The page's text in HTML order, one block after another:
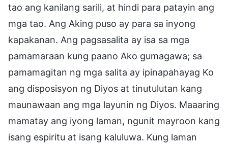
tao ang kanilang sarili, at hindi para patayin ang
mga tao. Ang Aking puso ay para sa inyong
kapakanan. Ang pagsasalita ay isa sa mga
pamamaraan kung paano Ako gumagawa; sa
pamamagitan ng mga salita ay ipinapahayag Ko
ang disposisyon ng Diyos at tinutulutan kang
maunawaan ang mga layunin ng Diyos. Maaaring
mamatay ang iyong laman, ngunit mayroon kang
isang espiritu at isang kaluluwa. Kung laman